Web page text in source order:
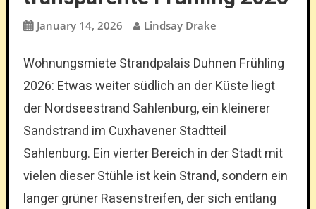
January 14, 2026 Lindsay Drake
Wohnungsmiete Strandpalais Duhnen Frühling
2026: Etwas weiter südlich an der Küste liegt
der Nordseestrand Sahlenburg, ein kleinerer
Sandstrand im Cuxhavener Stadtteil
Sahlenburg. Ein vierter Bereich in der Stadt mit
vielen dieser Stühle ist kein Strand, sondern ein
langer grüner Rasenstreifen, der sich entlang